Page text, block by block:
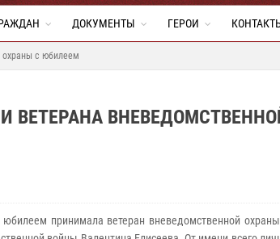
ДОКУМЕНТЫ ГЕРОИ
охраны с юбилеем
ВЕТЕРАНА
принимала ветеран вневедомственной